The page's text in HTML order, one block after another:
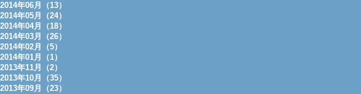
2014年06月（13）
2014年05月（24）
2014年04月（18）
2014年03月（26）
2014年02月（5）
2014年01月（1）
2013年11月（2）
2013年10月（35）
2013年09月（23）